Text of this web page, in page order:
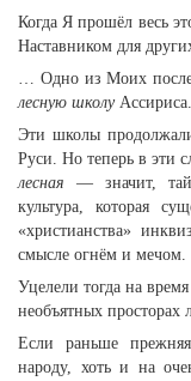
Когда Я прошёл весь
Наставником для
… Одно из Моих
лесную школуАссириса.
Эти школы
Руси. Но теперь в эти
лесная — значит,
культура, которая
«христианства»
смысле огнём и мечом.
Уцелели тогда на
необъятных просторах
Если раньше
народу, хоть и на